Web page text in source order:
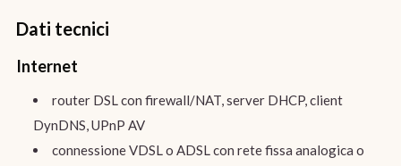
Dati tecnici
Internet
router DSL con firewall/NAT, server DHCP, client
DynDNS, UPnP AV
connessione VDSL o ADSL con rete fissa analogica o